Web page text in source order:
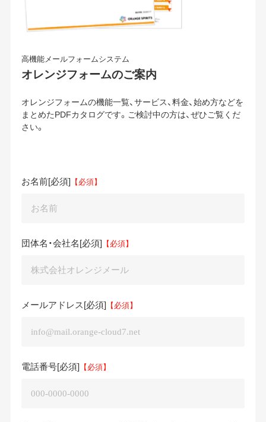
高機能メールフォームシステム
オレンジフォームのご案内
オレンジフォームの機能一覧、サービス、料金、始め方などを
まとめたPDFカタログです。ご検討中の方は、ぜひご覧くだ
さい。
お名前[必須]
団体名・会社名[必須]
メールアドレス[必須]
電話番号[必須]